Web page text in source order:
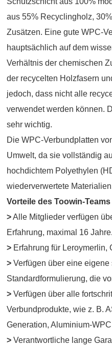
aus 55% Recyclingholz,
Zusätzen. Eine gute WPC-
hauptsächlich auf dem
Verhältnis der chemischen
der recycelten Holzfasern
jedoch, dass nicht alle
verwendet werden können.
sehr wichtig.
Die WPC-Verbundplatten
Umwelt, da sie vollständig
hochdichtem Polyethylen
wiederverwertete
Vorteile des Toowin-Teams
>Alle Mitglieder verfügen
Erfahrung, maximal 16 Jahre.
> Erfahrung für
> Verfügen über eine
Standardformulierung, die
> Verfügen über alle
Verbundprodukte, wie z. B.
Generation, Aluminium-
> Verantwortliche lange